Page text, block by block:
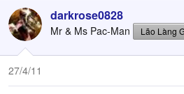
a
d
s
t
a
ử
i
darkrose0828
Mr & Ms Pac-Man Lão Làng
27/4/11